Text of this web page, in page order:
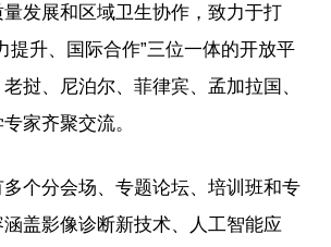
发展和区域卫生协作，致力于打
提升、国际合作”三位一体的开放平
挝、尼泊尔、菲律宾、孟加拉国、
家齐聚交流。
个分会场、专题论坛、培训班和专
盖影像诊断新技术、人工智能应